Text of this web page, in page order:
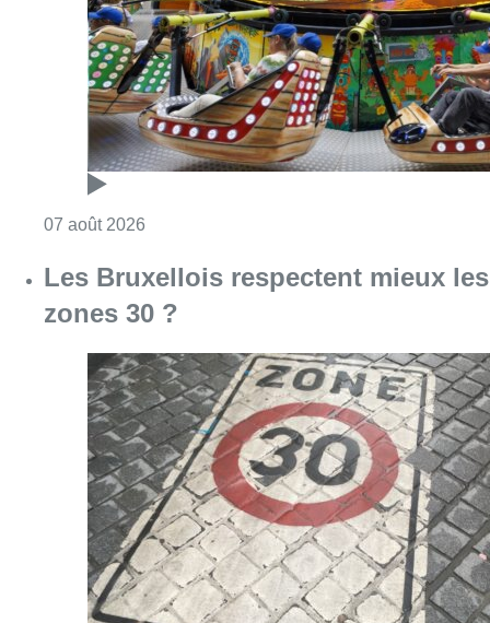
zones 30 ?
07 août 2026Consulter l'article "Les Bruxellois
Deux mineurs interpellés après un
vol à main armée dans un
commerce bruxellois